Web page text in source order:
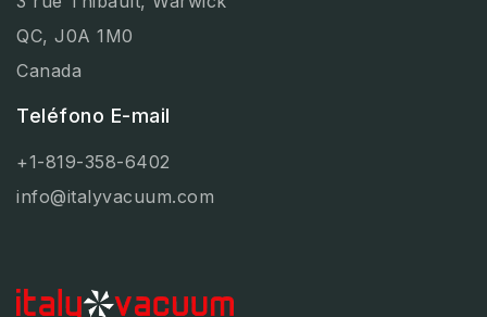
QC, J0A 1M0
Canada
Teléfono E-mail
+1-819-358-6402
info@italyvacuum.com